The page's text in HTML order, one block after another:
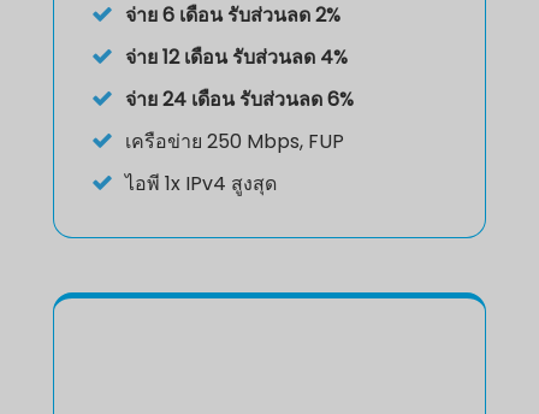
จ่าย 6 เดือน รับส่วนลด 2%
จ่าย 12 เดือน รับส่วนลด 4%
จ่าย 24 เดือน รับส่วนลด 6%
เครือข่าย 250 Mbps, FUP
ไอพี 1x IPv4 สูงสุด